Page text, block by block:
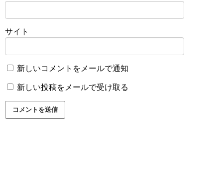
サイト
新しいコメントをメールで通知
新しい投稿をメールで受け取る